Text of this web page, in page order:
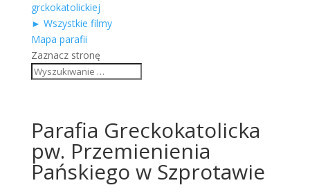
grckokatolickiej
► Wszystkie filmy
Mapa parafii
Zaznacz stronę
Parafia Greckokatolicka
pw. Przemienienia
Pańskiego w Szprotawie